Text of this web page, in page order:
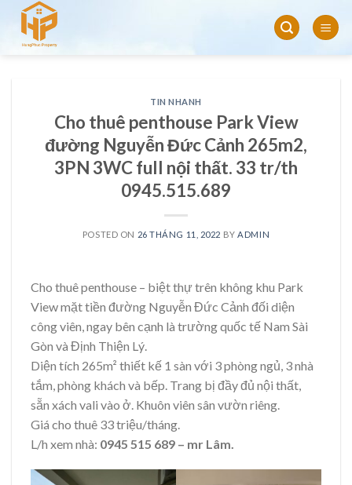
Skip
content
TIN NHANH
Cho thuê penthouse Park View
đường Nguyễn Đức Cảnh 265m2,
3PN 3WC full nội thất. 33 tr/th
0945.515.689
POSTED ON 26 THÁNG 11, 2022 BY ADMIN
Cho thuê penthouse – biệt thự trên không khu Park
View mặt tiền đường Nguyễn Đức Cảnh đối diện
công viên, ngay bên cạnh là trường quốc tế Nam Sài
Gòn và Định Thiện Lý.
Diện tích 265m² thiết kế 1 sàn với 3 phòng ngủ, 3 nhà
tắm, phòng khách và bếp. Trang bị đầy đủ nội thất,
sẵn xách vali vào ở. Khuôn viên sân vườn riêng.
Giá cho thuê 33 triệu/tháng.
L/h xem nhà: 0945 515 689 – mr Lâm.